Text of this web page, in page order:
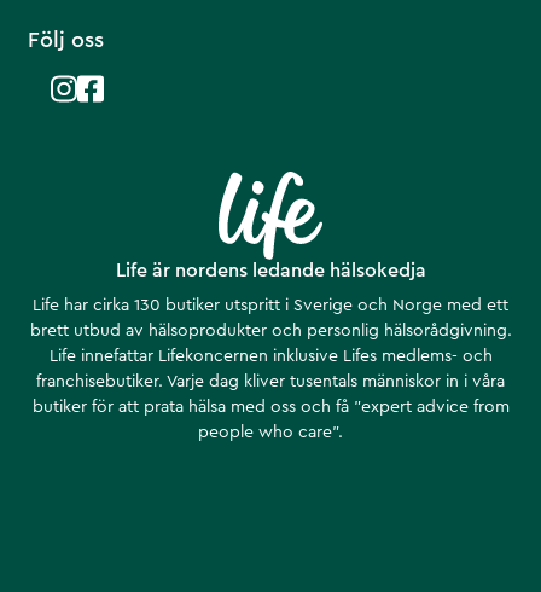
Life är nordens ledande hälsokedja
Life har cirka 130 butiker utspritt i Sverige och Norge med ett
brett utbud av hälsoprodukter och personlig hälsorådgivning.
Life innefattar Lifekoncernen inklusive Lifes medlems- och
franchisebutiker. Varje dag kliver tusentals människor in i våra
butiker för att prata hälsa med oss och få ”expert advice from
people who care”.
Följ oss